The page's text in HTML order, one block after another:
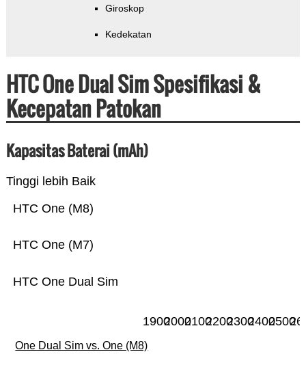
Giroskop
Kedekatan
HTC One Dual Sim Spesifikasi &
Kecepatan Patokan
Kapasitas Baterai (mAh)
Tinggi lebih Baik
HTC One Dual Sim
HTC One (M7)
HTC One (M8)
1900200021002200230024002500
One Dual Sim vs. One (M8)